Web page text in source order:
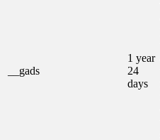
__gads
1 year
24
days